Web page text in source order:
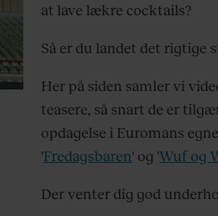
at lave lækre cocktails?
Så er du landet det rigtige
Her på siden samler vi
teasere, så snart de er
opdagelse i Euromans
'Fredagsbaren' og 'Wuf og
Der venter dig god